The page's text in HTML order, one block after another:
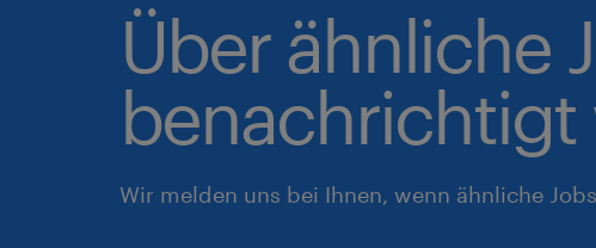
Über ähnliche
benachrichtigt
Wir melden uns bei Ihnen, wenn ähnliche